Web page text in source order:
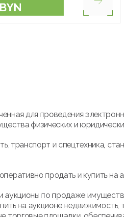
для проведения
физических и
транспорт и спецтехника,
продать и купить на
аукционы по продаже
на аукционе недвижимость,